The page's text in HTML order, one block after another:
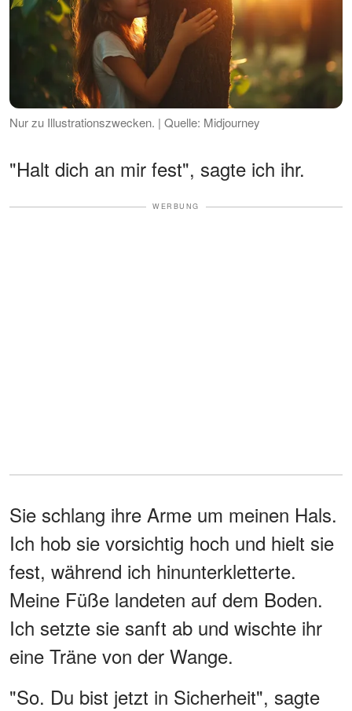
Nur zu Illustrationszwecken. | Quelle: Midjourney
"Halt dich an mir fest", sagte ich ihr.
WERBUNG
Sie schlang ihre Arme um meinen Hals.
Ich hob sie vorsichtig hoch und hielt sie
fest, während ich hinunterkletterte.
Meine Füße landeten auf dem Boden.
Ich setzte sie sanft ab und wischte ihr
eine Träne von der Wange.
"So. Du bist jetzt in Sicherheit", sagte